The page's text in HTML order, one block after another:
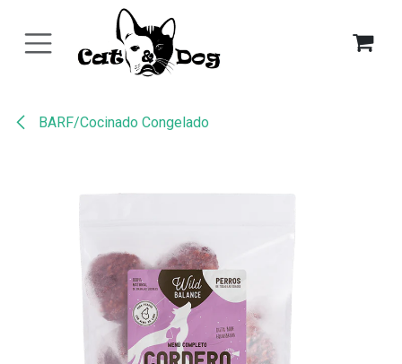
BARF/Cocinado Congelado